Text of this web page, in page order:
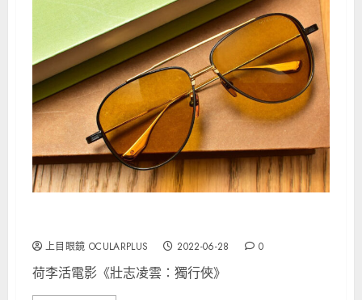
上目眼鏡 OCULARPLUS 2022-06-28 0
荷李活電影《壯志凌雲：獨行俠》